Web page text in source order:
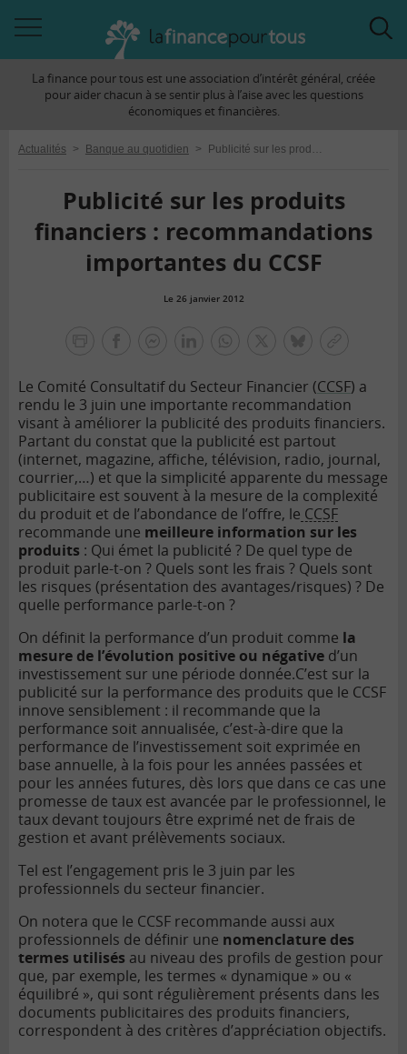
àLa finance pour tous est une association d’intérêt général, créée
pour aider chacun à se sentir plus à l’aise avec les questions
économiques et financières.
Actualités > Banque au quotidien > Publicité sur les produits financiers : recommandations importantes du CCSF
Publicité sur les produits
financiers : recommandations
importantes du CCSF
Le 26 janvier 2012
lien
Le Comité Consultatif du Secteur Financier (CCSF) a
rendu le 3 juin une importante recommandation
visant à améliorer la publicité des produits financiers.
Partant du constat que la publicité est partout
(internet, magazine, affiche, télévision, radio, journal,
courrier,…) et que la simplicité apparente du message
publicitaire est souvent à la mesure de la complexité
du produit et de l’abondance de l’offre, le CCSF
recommande une meilleure information sur les
produits : Qui émet la publicité ? De quel type de
produit parle-t-on ? Quels sont les frais ? Quels sont
les risques (présentation des avantages/risques) ? De
quelle performance parle-t-on ?
On définit la performance d’un produit comme la
mesure de l’évolution positive ou négative d’un
investissement sur une période donnée.C’est sur la
publicité sur la performance des produits que le CCSF
innove sensiblement : il recommande que la
performance soit annualisée, c’est-à-dire que la
performance de l’investissement soit exprimée en
base annuelle, à la fois pour les années passées et
pour les années futures, dès lors que dans ce cas une
promesse de taux est avancée par le professionnel, le
taux devant toujours être exprimé net de frais de
gestion et avant prélèvements sociaux.
Tel est l’engagement pris le 3 juin par les
professionnels du secteur financier.
On notera que le CCSF recommande aussi aux
professionnels de définir une nomenclature des
termes utilisés au niveau des profils de gestion pour
que, par exemple, les termes « dynamique » ou «
équilibré », qui sont régulièrement présents dans les
documents publicitaires des produits financiers,
correspondent à des critères d’appréciation objectifs.